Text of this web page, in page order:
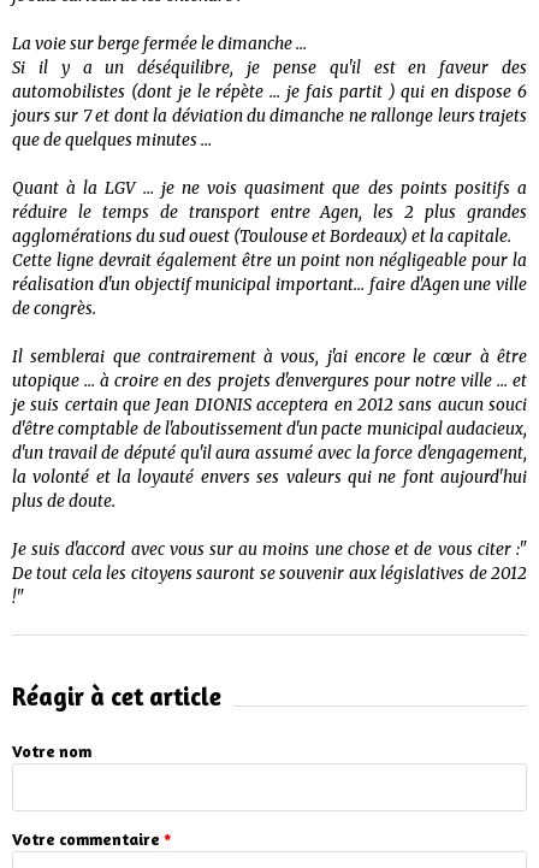
La voie sur berge fermée le dimanche ...
Si il y a un déséquilibre, je pense qu'il est en faveur des
automobilistes (dont je le répète ... je fais partit ) qui en dispose 6
jours sur 7 et dont la déviation du dimanche ne rallonge leurs trajets
que de quelques minutes ...
Quant à la LGV ... je ne vois quasiment que des points positifs a
réduire le temps de transport entre Agen, les 2 plus grandes
agglomérations du sud ouest (Toulouse et Bordeaux) et la capitale.
Cette ligne devrait également être un point non négligeable pour la
réalisation d'un objectif municipal important... faire d'Agen une ville
de congrès.
Il semblerai que contrairement à vous, j'ai encore le cœur à être
utopique ... à croire en des projets d'envergures pour notre ville ... et
je suis certain que Jean DIONIS acceptera en 2012 sans aucun souci
d'être comptable de l'aboutissement d'un pacte municipal audacieux,
d'un travail de député qu'il aura assumé avec la force d'engagement,
la volonté et la loyauté envers ses valeurs qui ne font aujourd'hui
plus de doute.
Je suis d'accord avec vous sur au moins une chose et de vous citer :"
De tout cela les citoyens sauront se souvenir aux législatives de 2012
!"
Réagir à cet article
Votre nom
Votre commentaire *